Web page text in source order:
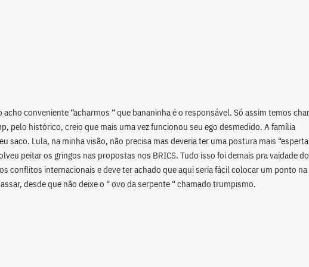
conveniente “acharmos “ que bananinha é o responsável. Só assim temos
pelo histórico, creio que mais uma vez funcionou seu ego desmedido. A família
saco. Lula, na minha visão, não precisa mas deveria ter uma postura mais “esperta
peitar os gringos nas propostas nos BRICS. Tudo isso foi demais pra vaidade do
conflitos internacionais e deve ter achado que aqui seria fácil colocar um ponto na
desde que não deixe o “ ovo da serpente “ chamado trumpismo.